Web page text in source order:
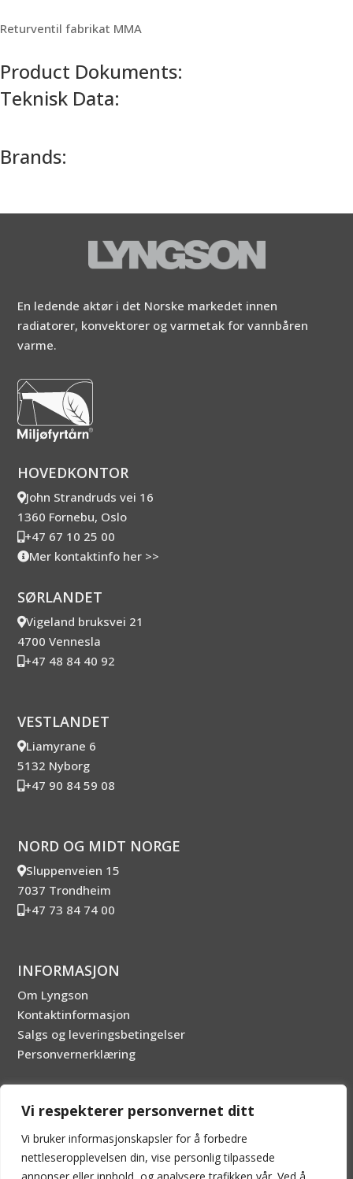
Vi respekterer personvernet ditt
Vi bruker informasjonskapsler for å forbedre
nettleseropplevelsen din, vise personlig tilpassede
Returventil fabrikat MMA
Product Dokuments:
Teknisk Data:
Brands:
En ledende aktør i det Norske markedet innen
radiatorer, konvektorer og varmetak for vannbåren
varme.
HOVEDKONTOR
John Strandruds vei 16
1360 Fornebu, Oslo
+47 67 10 25 00
Mer kontaktinfo her >>
SØRLANDET
Vigeland bruksvei 21
4700 Vennesla
+47 48 84 40 92
VESTLANDET
Liamyrane 6
5132 Nyborg
+47 90 84 59 08
NORD OG MIDT NORGE
Sluppenveien 15
7037 Trondheim
+47 73 84 74 00
INFORMASJON
Om Lyngson
Kontaktinformasjon
Salgs og leveringsbetingelser
Personvernerklæring